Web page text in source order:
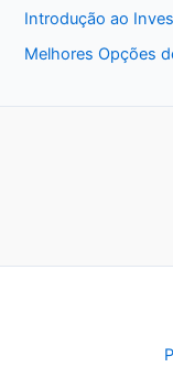
Introdução ao
Melhores Opções